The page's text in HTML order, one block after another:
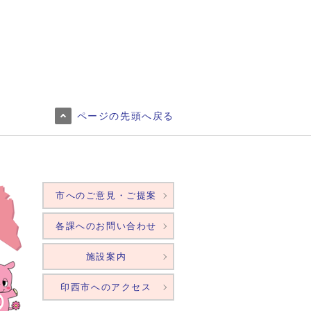
ページの先頭へ戻る
市へのご意見・ご提案
各課へのお問い合わせ
施設案内
印西市へのアクセス